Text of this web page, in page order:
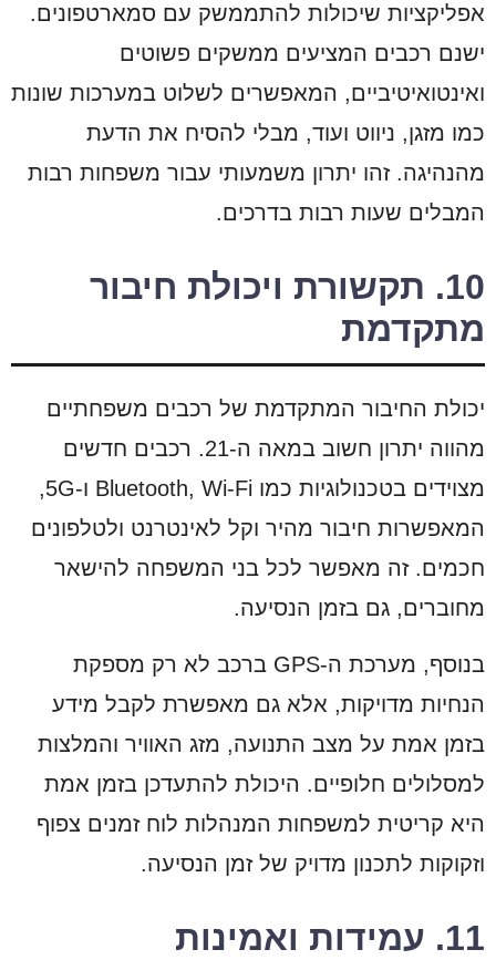
אפליקציות שיכולות להתממשק עם סמארטפונים.
ישנם רכבים המציעים ממשקים פשוטים
ואינטואיטיביים, המאפשרים לשלוט במערכות שונות
כמו מזגן, ניווט ועוד, מבלי להסיח את הדעת
מהנהיגה. זהו יתרון משמעותי עבור משפחות רבות
המבלים שעות רבות בדרכים.
10. תקשורת ויכולת חיבור
מתקדמת
יכולת החיבור המתקדמת של רכבים משפחתיים
מהווה יתרון חשוב במאה ה-21. רכבים חדשים
מצוידים בטכנולוגיות כמו Bluetooth, Wi-Fi ו-5G,
המאפשרות חיבור מהיר וקל לאינטרנט ולטלפונים
חכמים. זה מאפשר לכל בני המשפחה להישאר
מחוברים, גם בזמן הנסיעה.
בנוסף, מערכת ה-GPS ברכב לא רק מספקת
הנחיות מדויקות, אלא גם מאפשרת לקבל מידע
בזמן אמת על מצב התנועה, מזג האוויר והמלצות
למסלולים חלופיים. היכולת להתעדכן בזמן אמת
היא קריטית למשפחות המנהלות לוח זמנים צפוף
וזקוקות לתכנון מדויק של זמן הנסיעה.
11. עמידות ואמינות